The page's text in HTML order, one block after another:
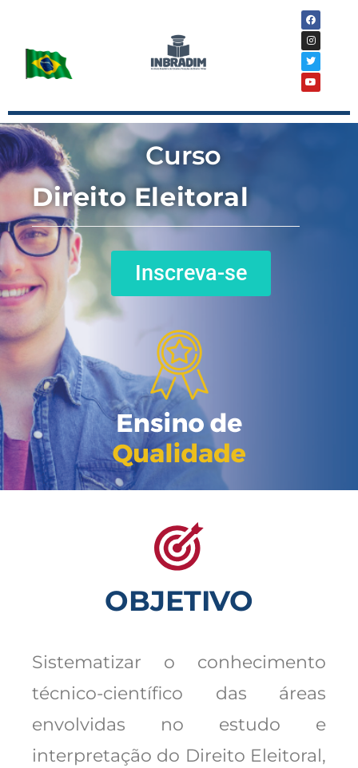
Curso
Direito Eleitoral
Inscreva-se
OBJETIVO
Sistematizar o conhecimento
técnico-científico das áreas
envolvidas no estudo e
interpretação do Direito Eleitoral,